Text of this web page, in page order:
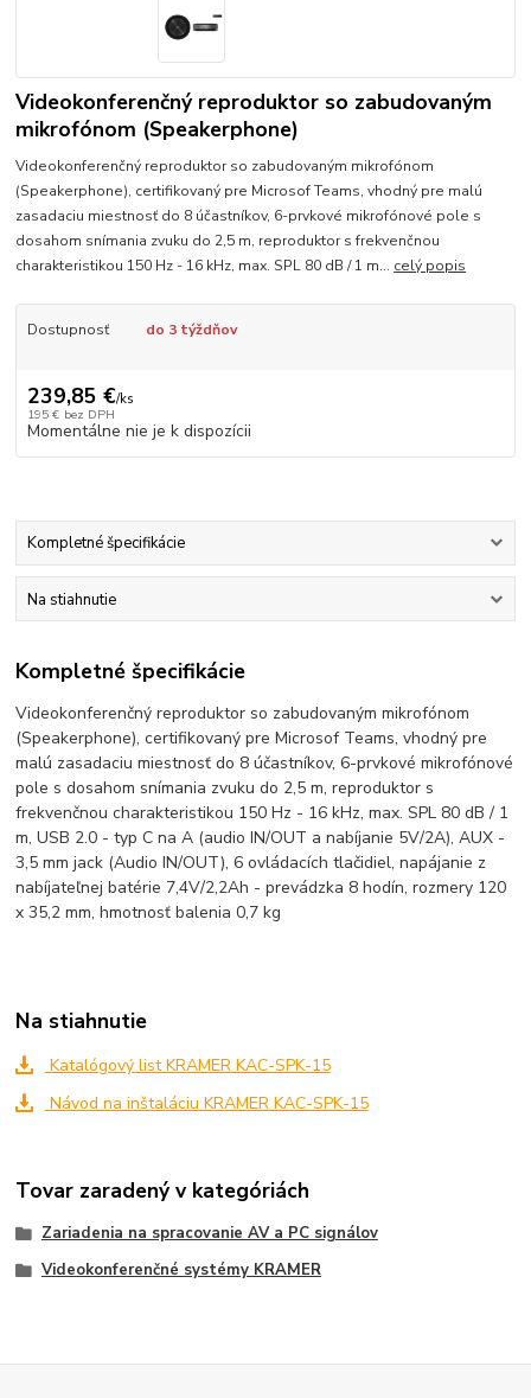
Videokonferenčný reproduktor so zabudovaným
mikrofónom (Speakerphone)
Videokonferenčný reproduktor so zabudovaným mikrofónom
(Speakerphone), certifikovaný pre Microsof Teams, vhodný pre malú
zasadaciu miestnosť do 8 účastníkov, 6-prvkové mikrofónové pole s
dosahom snímania zvuku do 2,5 m, reproduktor s frekvenčnou
charakteristikou 150 Hz - 16 kHz, max. SPL 80 dB / 1 m... celý popis
Dostupnosť do 3 týždňov
239,85 €/ks
195 € bez DPH
Momentálne nie je k dispozícii
Kompletné špecifikácie
Na stiahnutie
Kompletné špecifikácie
Videokonferenčný reproduktor so zabudovaným mikrofónom
(Speakerphone), certifikovaný pre Microsof Teams, vhodný pre
malú zasadaciu miestnosť do 8 účastníkov, 6-prvkové mikrofónové
pole s dosahom snímania zvuku do 2,5 m, reproduktor s
frekvenčnou charakteristikou 150 Hz - 16 kHz, max. SPL 80 dB / 1
m, USB 2.0 - typ C na A (audio IN/OUT a nabíjanie 5V/2A), AUX -
3,5 mm jack (Audio IN/OUT), 6 ovládacích tlačidiel, napájanie z
nabíjateľnej batérie 7,4V/2,2Ah - prevádzka 8 hodín, rozmery 120
x 35,2 mm, hmotnosť balenia 0,7 kg
Na stiahnutie
Katalógový list KRAMER KAC-SPK-15
Návod na inštaláciu KRAMER KAC-SPK-15
Tovar zaradený v kategóriách
Zariadenia na spracovanie AV a PC signálov
Videokonferenčné systémy KRAMER